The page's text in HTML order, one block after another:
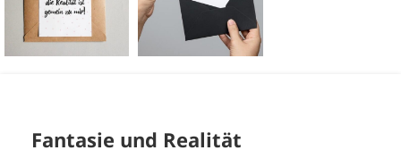
Fantasie und Realität